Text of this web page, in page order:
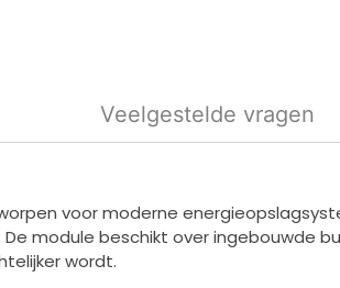
Veelgestelde vragen
voor moderne
module beschikt over ingebouwde
wordt.